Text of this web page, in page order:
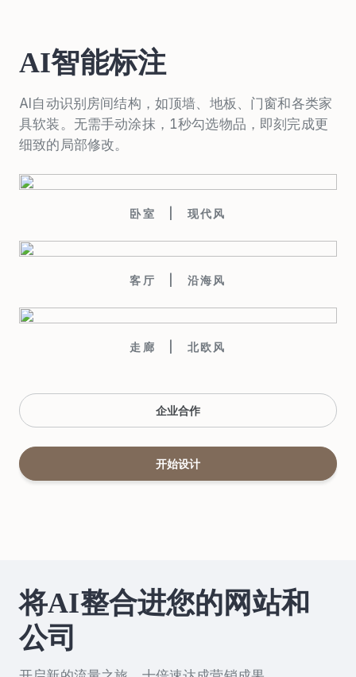
AI智能标注
AI自动识别房间结构，如顶墙、地板、门窗和各类家
具软装。无需手动涂抹，1秒勾选物品，即刻完成更
细致的局部修改。
卧室 现代风
客厅 沿海风
走廊 北欧风
企业合作
开始设计
将AI整合进您的网站和
公司